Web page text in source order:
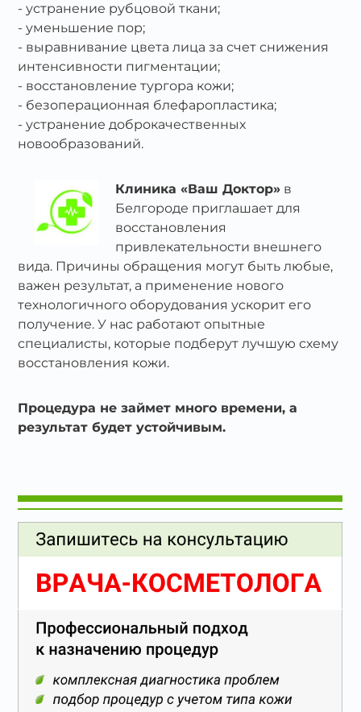
устранение рубцовой ткани;
уменьшение пор;
выравнивание цвета лица за счет снижения
интенсивности пигментации;
восстановление тургора кожи;
безоперационная блефаропластика;
устранение доброкачественных
новообразований.
Клиника «Ваш Доктор» в
Белгороде приглашает для
восстановления
привлекательности внешнего
вида. Причины обращения могут быть любые,
важен результат, а применение нового
технологичного оборудования ускорит его
получение. У нас работают опытные
специалисты, которые подберут лучшую схему
восстановления кожи.
Процедура не займет много времени, а
результат будет устойчивым.